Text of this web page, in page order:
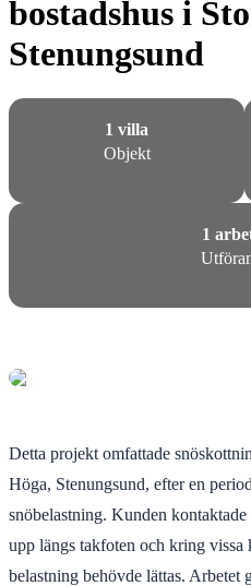
bostadshus i
Stenungsund
1 villa
Objekt
1
Detta projekt omfattade
Höga, Stenungsund, efter en
snöbelastning. Kunden
upp längs takfoten och kring
belastning behövde lättas. Arbetet